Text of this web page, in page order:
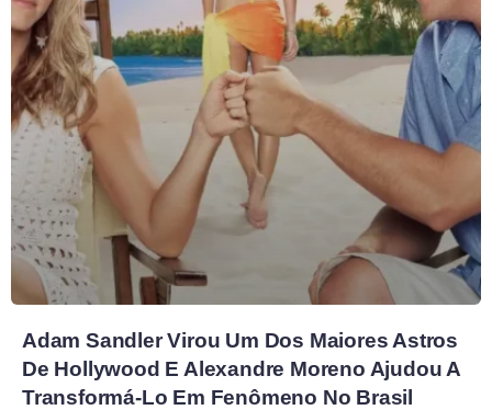
Adam Sandler Virou Um Dos Maiores Astros
De Hollywood E Alexandre Moreno Ajudou A
Transformá-Lo Em Fenômeno No Brasil